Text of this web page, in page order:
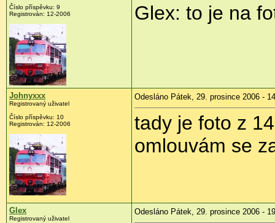
Číslo příspěvku: 9
Registrován: 12-2006
Glex: to je na
Johnyxxx
Registrovaný uživatel
Číslo příspěvku: 10
Registrován: 12-2006
Odesláno Pátek, 29. prosince 2006 -
tady je foto z
omlouvám se
Glex
Registrovaný uživatel
Odesláno Pátek, 29. prosince 2006 -